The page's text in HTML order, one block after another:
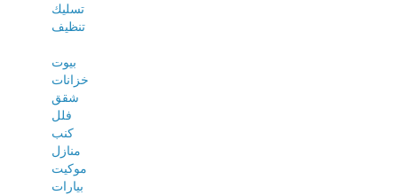
تسليك
تنظيف
بيوت
خزانات
شقق
فلل
كنب
منازل
موكيت
بيارات